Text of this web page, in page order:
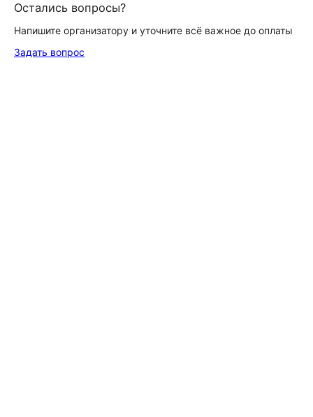
Остались вопросы?
Напишите организатору и уточните всё важное до оплаты
Задать вопрос